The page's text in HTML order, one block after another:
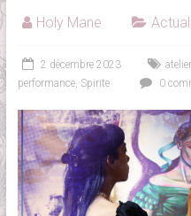
Holy Mane
2 décembre 2023 atelier
performance, Spirite 0